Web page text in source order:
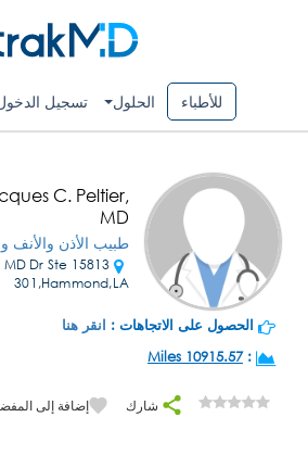
للأطباء الحلول تسجيل
C. Peltier,
MD
طبيب الأذن والأنف
MD Dr Ste
301,Hammond,LA
الحصول على الاتجاهات : انقر هنا
:
10915.57 Miles
شارك إضافة إلى